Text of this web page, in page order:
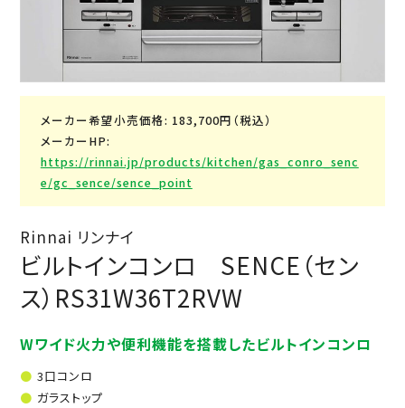
メーカー希望小売価格: 183,700円（税込）
メーカーHP:
https://rinnai.jp/products/kitchen/gas_conro_senc
e/gc_sence/sence_point
Rinnai リンナイ
ビルトインコンロ SENCE（セン
ス）RS31W36T2RVW
Wワイド火力や便利機能を搭載したビルトインコンロ
3口コンロ
ガラストップ